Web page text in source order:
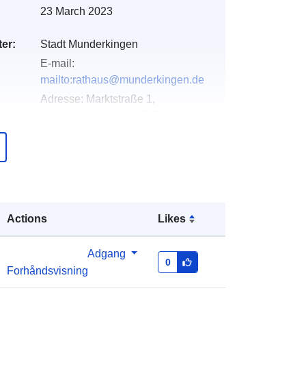
Actions Likes
Adgang
Forhåndsvisning
0
23 March 2023
Stadt Munderkingen
E-mail:
mailto:rathaus@munderkingen.de
Adresse: Marktstraße 1,
Opdateret på data.europa.eu: 25
April 2026
Koordinater:
48.2416119 ], [ 9.6582332,